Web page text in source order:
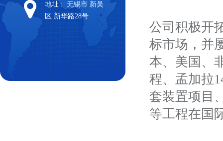
地址 : 无锡市 新吴
区 新华路28号
公司积极开
标市场，并
本、美国、
程、孟加拉
套装置项目
等工程在国